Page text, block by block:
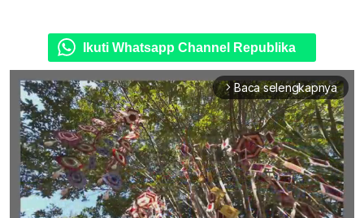
Ikuti Whatsapp Channel Republika
arrow_forward_ios Baca selengkapnya